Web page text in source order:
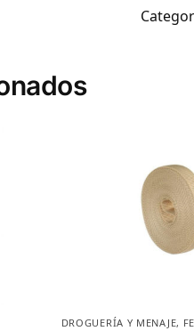
DROGUERÍA Y MENAJE,